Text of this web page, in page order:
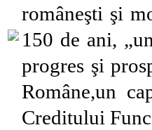
româneşti şi
150 de ani,
progres şi
Române,un
Creditului